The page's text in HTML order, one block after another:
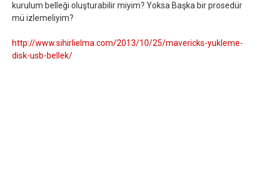
kurulum belleği oluşturabilir miyim? Yoksa Başka bir prosedür
mü izlemeliyim?
http://www.sihirlielma.com/2013/10/25/mavericks-yukleme-
disk-usb-bellek/